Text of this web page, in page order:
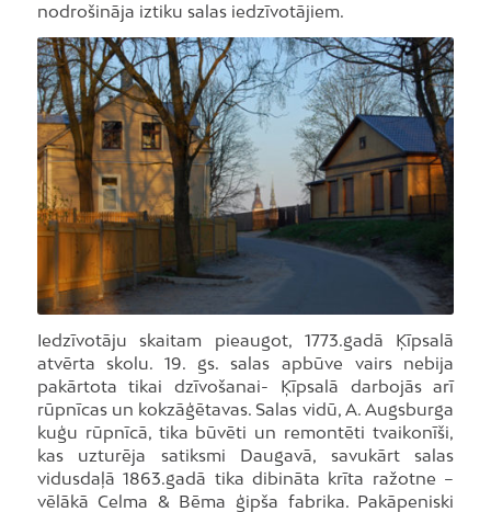
nodrošināja iztiku salas iedzīvotājiem.
Foto: I.Kublins
Iedzīvotāju skaitam pieaugot, 1773.gadā Ķīpsalā
atvērta skolu. 19. gs. salas apbūve vairs nebija
pakārtota tikai dzīvošanai- Ķīpsalā darbojās arī
rūpnīcas un kokzāģētavas. Salas vidū, A. Augsburga
kuģu rūpnīcā, tika būvēti un remontēti tvaikonīši,
kas uzturēja satiksmi Daugavā, savukārt salas
vidusdaļā 1863.gadā tika dibināta krīta ražotne –
vēlākā Celma & Bēma ģipša fabrika. Pakāpeniski